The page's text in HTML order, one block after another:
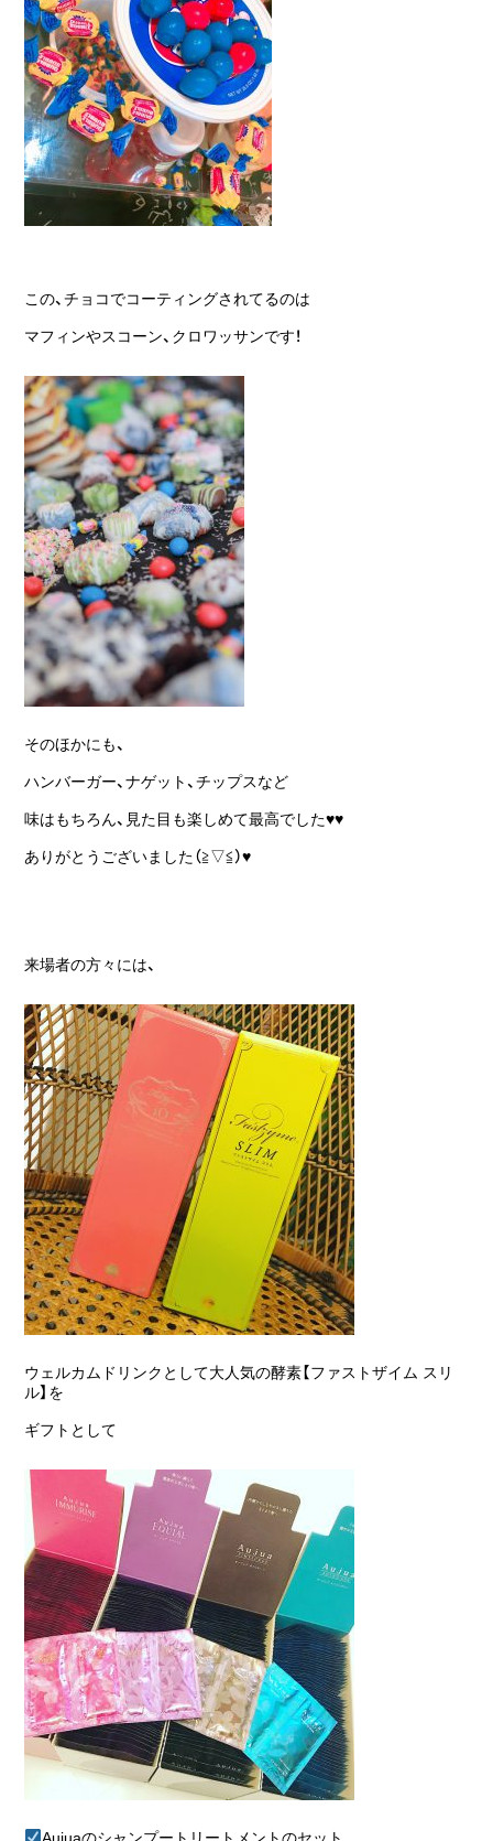
この、チョコでコーティングされてるのは
マフィンやスコーン、クロワッサンです！
そのほかにも、
ハンバーガー、ナゲット、チップスなど
味はもちろん、見た目も楽しめて最高でした♥♥
ありがとうございました（≧▽≦）♥
来場者の方々には、
ウェルカムドリンクとして大人気の酵素【ファストザイム スリ
ル】を
ギフトとして